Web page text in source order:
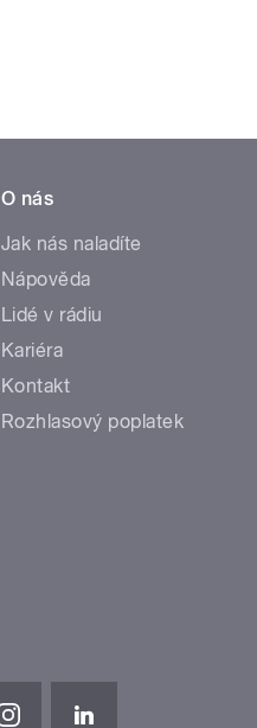
O nás
Jak nás naladíte
Nápověda
Lidé v rádiu
Kariéra
Kontakt
Rozhlasový poplatek